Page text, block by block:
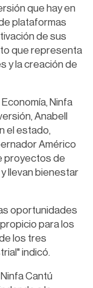
que hay en
plataformas
de sus
que representa
y la creación de
Ninfa
Anabell
el estado,
Américo
proyectos de
llevan bienestar
oportunidades
para los
los tres
indicó.
Cantú